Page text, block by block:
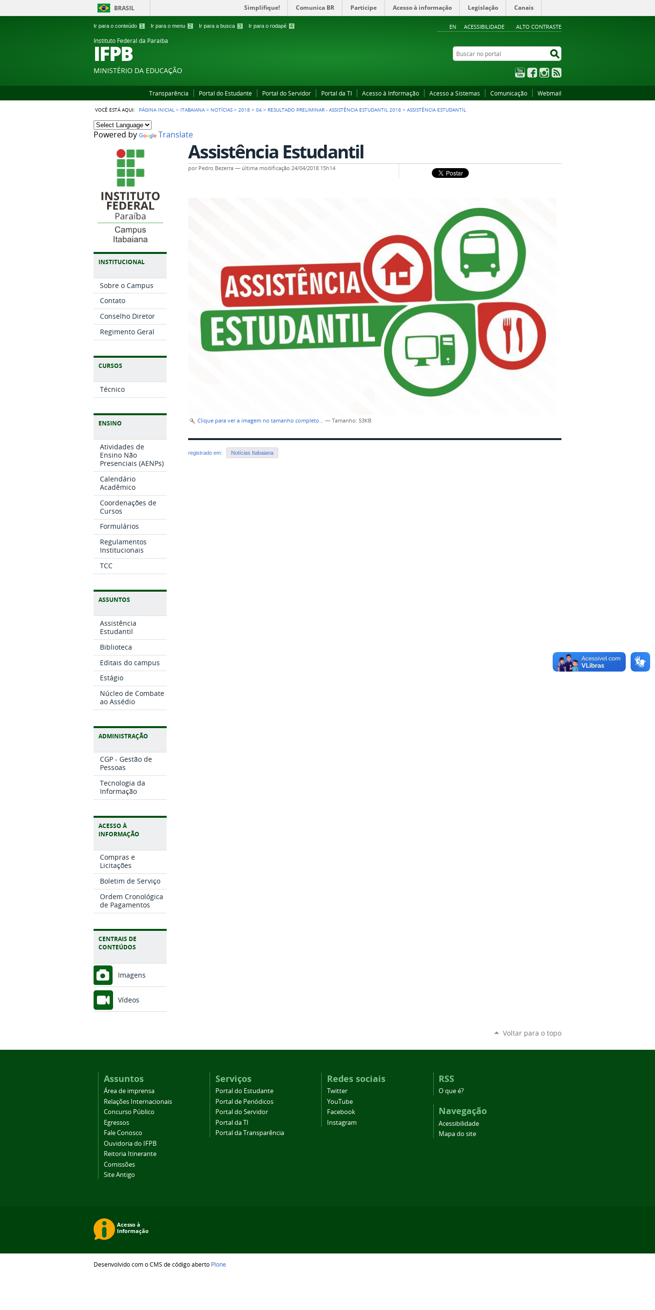
BRASIL Simplifique! Comunica BR Participe Acesso à informação Legislação Canais
Ir para o conteúdo 1 Ir para o menu 2 Ir para a busca 3 Ir para o rodapé 4 EN ACESSIBILIDADE ALTO CONTRASTE
Instituto Federal da Paraiba
IFPB
MINISTÉRIO DA EDUCAÇÃO
Buscar no portal
YouTubeFacebookInstagram
Transparência Portal do Estudante Portal do Servidor Portal da TI Acesso à Informação Acesso a Sistemas Comunicação Webmail
VOCÊ ESTÁ AQUI: PÁGINA INICIAL > ITABAIANA > NOTÍCIAS >2018 >04 > RESULTADO PRELIMINAR - ASSISTÊNCIA ESTUDANTIL 2018 >ASSISTÊNCIA ESTUDANTIL
Powered by Translate
INSTITUCIONAL
Sobre o Campus
Contato
Conselho Diretor
Regimento Geral
CURSOS
Técnico
ENSINO
Atividades de
Ensino Não
Presenciais (AENPs)
Calendário
Acadêmico
Coordenações de
Cursos
Formulários
Regulamentos
Institucionais
TCC
ASSUNTOS
Assistência
Estudantil
Biblioteca
Editais do campus
Estágio
Núcleo de Combate
ao Assédio
ADMINISTRAÇÃO
CGP - Gestão de
Pessoas
Tecnologia da
Informação
ACESSO À
INFORMAÇÃO
Compras e
Licitações
Boletim de Serviço
Ordem Cronológica
de Pagamentos
CENTRAIS DE
CONTEÚDOS
Imagens
Vídeos
Assistência Estudantil
por Pedro Bezerra — última modificação 24/04/2018 15h14
Clique para ver a imagem no tamanho completo… —Tamanho: 53KB
registrado em: Notícias Itabaiana
Voltar para o topo
Assuntos
Área de imprensa
Relações Internacionais
Concurso Público
Egressos
Fale Conosco
Ouvidoria do IFPB
Reitoria Itinerante
Comissões
Site Antigo
Serviços
Portal do Estudante
Portal de Periódicos
Portal do Servidor
Portal da TI
Portal da Transparência
Redes sociais
Twitter
YouTube
Facebook
Instagram
RSS
O que é?
Navegação
Acessibilidade
Mapa do site
Desenvolvido com o CMS de código aberto Plone